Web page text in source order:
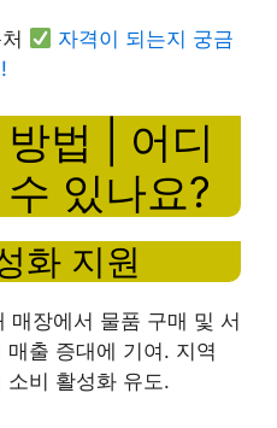
자격이 되는지 궁금
법 | 어디
있나요?
화 지원
매장에서 물품 구매 및 서
출 증대에 기여. 지역
소비 활성화 유도.